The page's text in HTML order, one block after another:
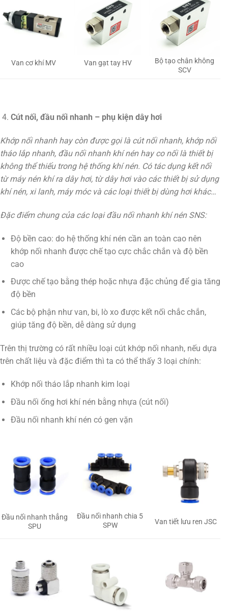
Van cơ khí MV Van gạt tay HV
Bộ tạo chân không
SCV
Cút nối, đầu nối nhanh – phụ kiện dây hơi
Khớp nối nhanh hay còn được gọi là cút nối nhanh, khớp nối
tháo lắp nhanh, đầu nối nhanh khí nén hay co nối là thiết bị
không thể thiếu trong hệ thống khí nén. Có tác dụng kết nối
từ máy nén khí ra dây hơi, từ dây hơi vào các thiết bị sử dụng
khí nén, xi lanh, máy móc và các loại thiết bị dùng hơi khác…
Đặc điểm chung của các loại đầu nối nhanh khí nén SNS:
Độ bền cao: do hệ thống khí nén cần an toàn cao nên
khớp nối nhanh được chế tạo cực chắc chắn và độ bền
cao
Được chế tạo bằng thép hoặc nhựa đặc chủng để gia tăng
độ bền
Các bộ phận như van, bi, lò xo được kết nối chắc chắn,
giúp tăng độ bền, dễ dàng sử dụng
Trên thị trường có rất nhiều loại cút khớp nối nhanh, nếu dựa
trên chất liệu và đặc điểm thì ta có thể thấy 3 loại chính:
Khớp nối tháo lắp nhanh kim loại
Đầu nối ống hơi khí nén bằng nhựa (cút nối)
Đầu nối nhanh khí nén có gen vặn
Đầu nối nhanh thẳng
SPU
Đầu nối nhanh chia 5
SPW
Van tiết lưu ren JSC